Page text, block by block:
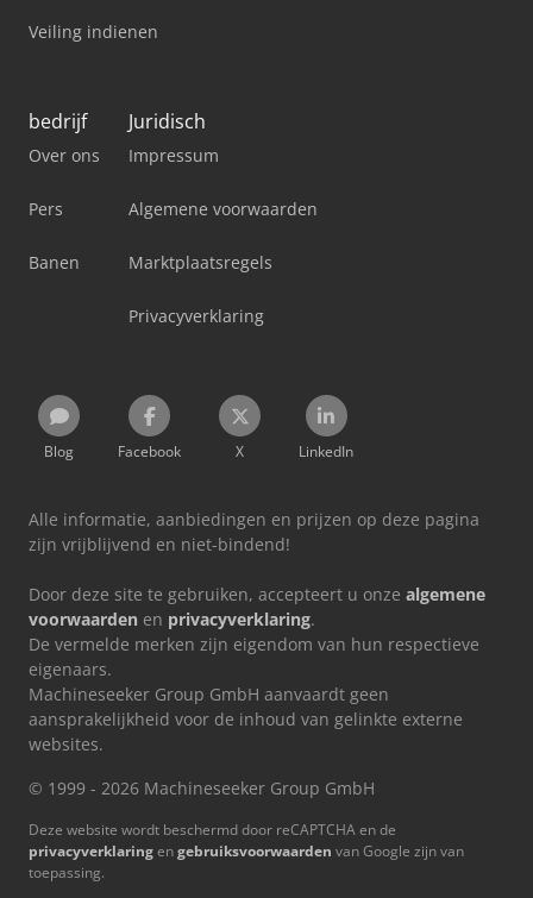
Veiling indienen
bedrijf
Over ons
Pers
Banen
Juridisch
Impressum
Algemene voorwaarden
Marktplaatsregels
Privacyverklaring
Blog Facebook X LinkedIn
Alle informatie, aanbiedingen en prijzen op deze pagina
zijn vrijblijvend en niet-bindend!
Door deze site te gebruiken, accepteert u onze algemene
voorwaarden en privacyverklaring.
De vermelde merken zijn eigendom van hun respectieve
eigenaars.
Machineseeker Group GmbH aanvaardt geen
aansprakelijkheid voor de inhoud van gelinkte externe
websites.
© 1999 - 2026 Machineseeker Group GmbH
Deze website wordt beschermd door reCAPTCHA en de
privacyverklaringengebruiksvoorwaarden van Google zijn van
toepassing.